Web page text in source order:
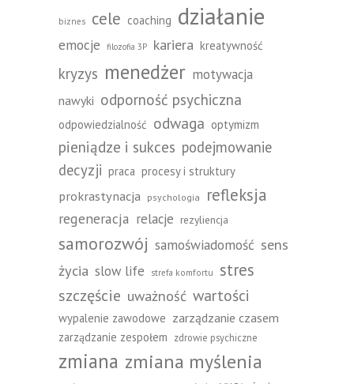
biznes cele coaching działanie
emocje filozofia 3P kariera kreatywność
kryzys menedżer motywacja
nawyki odporność psychiczna
odpowiedzialność odwaga optymizm
pieniądze i sukces podejmowanie
decyzji praca procesy i struktury
prokrastynacja psychologia refleksja
regeneracja relacje rezyliencja
samorozwój samoświadomość sens
życia slow life strefa komfortu stres
szczęście uważność wartości
wypalenie zawodowe zarządzanie czasem
zarządzanie zespołem zdrowie psychiczne
zmiana zmiana myślenia